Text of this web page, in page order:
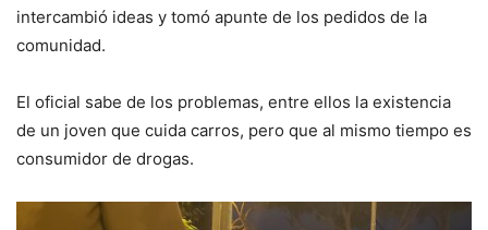
intercambió ideas y tomó apunte de los pedidos de la
comunidad.
El oficial sabe de los problemas, entre ellos la existencia
de un joven que cuida carros, pero que al mismo tiempo es
consumidor de drogas.